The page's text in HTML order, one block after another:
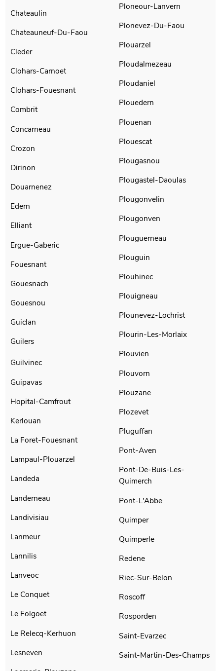
Chateaulin
Chateauneuf-Du-Faou
Cleder
Clohars-Carnoet
Clohars-Fouesnant
Combrit
Concarneau
Crozon
Dirinon
Douarnenez
Edern
Elliant
Ergue-Gaberic
Fouesnant
Gouesnach
Gouesnou
Guiclan
Guilers
Guilvinec
Guipavas
Hopital-Camfrout
Kerlouan
La Foret-Fouesnant
Lampaul-Plouarzel
Landeda
Landerneau
Landivisiau
Lanmeur
Lannilis
Lanveoc
Le Conquet
Le Folgoet
Le Relecq-Kerhuon
Lesneven
Ploneour-Lanvern
Plonevez-Du-Faou
Plouarzel
Ploudalmezeau
Ploudaniel
Plouedern
Plouenan
Plouescat
Plougasnou
Plougastel-Daoulas
Plougonvelin
Plougonven
Plouguerneau
Plouguin
Plouhinec
Plouigneau
Plounevez-Lochrist
Plourin-Les-Morlaix
Plouvien
Plouvorn
Plouzane
Plozevet
Pluguffan
Pont-Aven
Pont-De-Buis-Les-
Quimerch
Pont-L'Abbe
Quimper
Quimperle
Redene
Riec-Sur-Belon
Roscoff
Rosporden
Saint-Evarzec
Saint-Martin-Des-Champs